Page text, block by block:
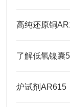
高纯还原铜
了解低氧镍囊